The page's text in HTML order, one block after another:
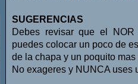
SUGERENCIAS
Debes revisar que el
puedes colocar un poco de
de la chapa y un poquito
No exageres y NUNCA uses